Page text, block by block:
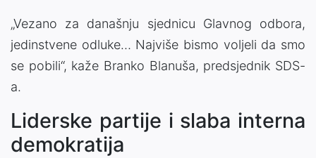
„Vezano za današnju sjednicu Glavnog odbora,
jedinstvene odluke… Najviše bismo voljeli da smo
se pobili“, kaže Branko Blanuša, predsjednik SDS-
a.
Liderske partije i slaba interna
demokratija